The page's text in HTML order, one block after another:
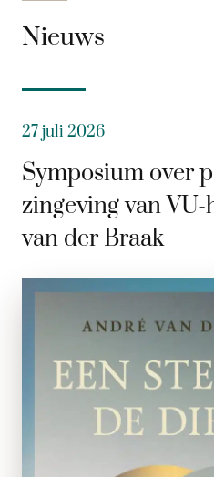
Nieuws
27 juli 2026
Symposium over
zingeving van
van der Braak